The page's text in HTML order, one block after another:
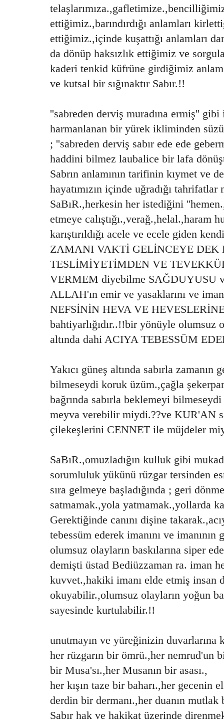
ettiğimiz.,barındırdığı anlamları
ettiğimiz.,içinde kuşattığı anlamları
da dönüp haksızlık ettiğimiz ve
kaderi tenkid küfrüne girdiğimiz
ve kutsal bir sığınaktır Sabır.!!
''sabreden derviş muradına ermiş'' gibi
harmanlanan bir yürek ikliminden
; ''sabreden derviş sabır ede ede
haddini bilmez laubalice bir lafa
Sabrın anlamının tarifinin kıymet ve
hayatımızın içinde uğradığı
SaBıR.,herkesin her istediğini
etmeye calıştığı.,verağ.,helal.,haram
karıştırıldığı acele ve ecele giden
ZAMANI VAKTİ GELİNCEYE
TESLİMİYETİMDEN VE
VERMEM diyebilme
ALLAH'ın emir ve yasaklarını ve
NEFSİNİN HEVA VE
bahtiyarlığıdır..!!bir yönüyle olumsuz
altında dahi ACIYA TEBESSÜM
Yakıcı güneş altında sabırla
bilmeseydi koruk üzüm.,çağla
bağrında sabırla beklemeyi
meyva verebilir miydi.??ve KUR'AN
çilekeşlerini CENNET ile müjdeler
SaBıR.,omuzladığın kulluk gibi
sorumluluk yükünü rüzgar tersinden
sıra gelmeye başladığında ; geri
satmamak.,yola yatmamak.,yollarda
Gerektiğinde canını dişine
tebessüm ederek imanını ve
olumsuz olayların baskılarına siper
demişti üstad Bediüzzaman ra. iman
kuvvet.,hakiki imanı elde etmiş insan
okuyabilir.,olumsuz olayların yoğun
sayesinde kurtulabilir.!!
unutmayın ve yüreğinizin duvarlarına
her rüzgarın bir ömrü.,her nemrud'un
bir Musa'sı.,her Musanın bir asası.,
her kışın taze bir baharı.,her gecenin
derdin bir dermanı.,her duanın mutlak
Sabır hak ve hakikat üzerinde